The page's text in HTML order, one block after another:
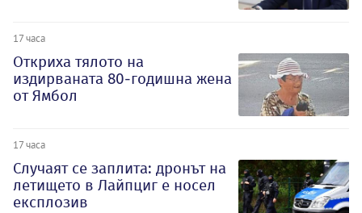
17 часа
Откриха тялото на
издирваната 80-годишна жена
от Ямбол
17 часа
Случаят се заплита: дронът на
летището в Лайпциг е носел
експлозив